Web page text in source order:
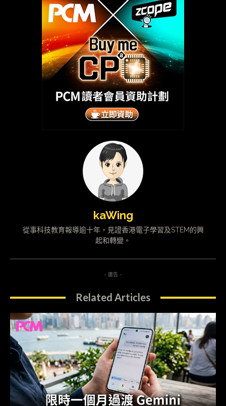
kaWing
從事科技教育報導逾十年，見證香港電子學習及STEM的興
起和轉變。
- 廣告 -
Related Articles